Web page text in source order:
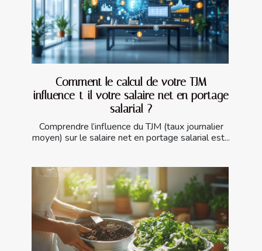
Comment le calcul de votre TJM
influence-t-il votre salaire net en portage
salarial ?
Comprendre l’influence du TJM (taux journalier
moyen) sur le salaire net en portage salarial est...